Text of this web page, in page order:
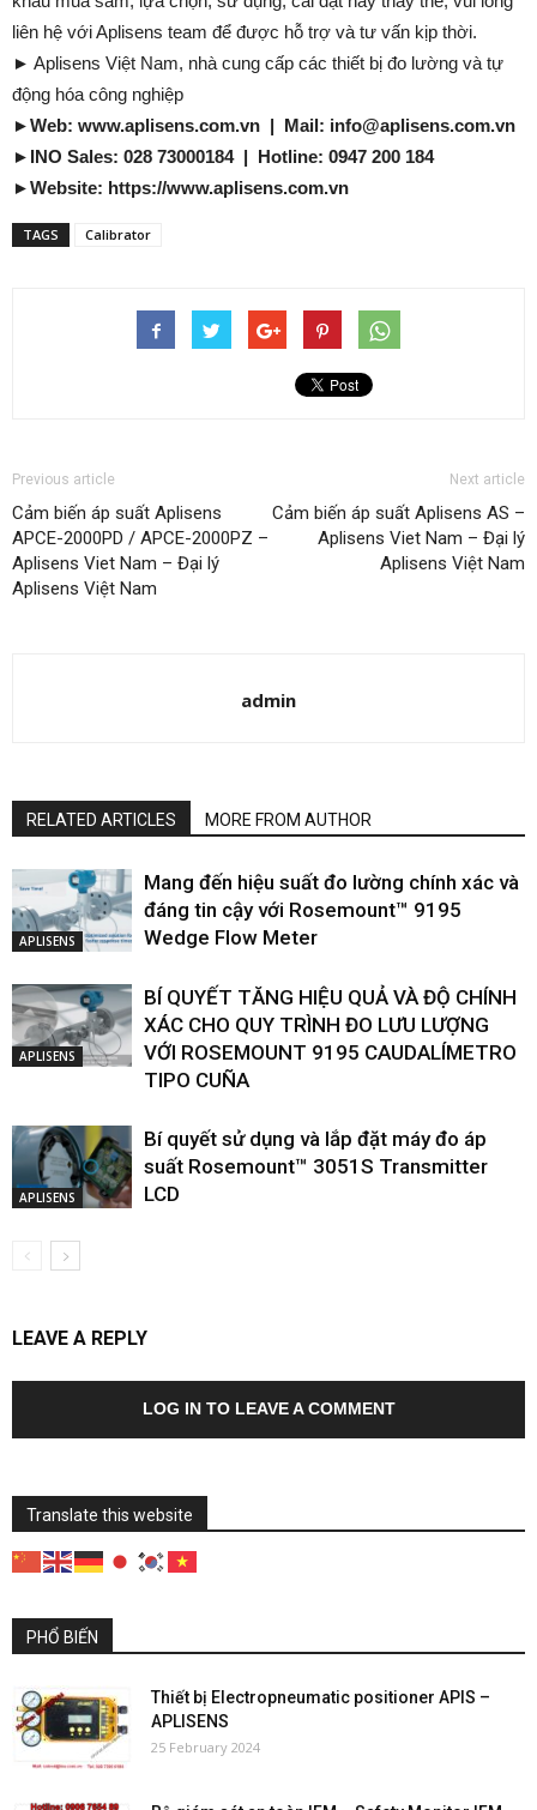
liên hệ với Aplisens team để được hỗ trợ và tư vấn kịp thời.
► Aplisens Việt Nam, nhà cung cấp các thiết bị đo lường và tự
động hóa công nghiệp
►Web: www.aplisens.com.vn | Mail: info@aplisens.com.vn
► INO Sales: 028 73000184 | Hotline: 0947 200 184
►Website: https://www.aplisens.com.vn
TAGS Calibrator
Previous article
Cảm biến áp suất Aplisens
APCE-2000PD / APCE-2000PZ –
Aplisens Viet Nam – Đại lý
Aplisens Việt Nam
Next article
Cảm biến áp suất Aplisens AS –
Aplisens Viet Nam – Đại lý
Aplisens Việt Nam
admin
RELATED ARTICLES MORE FROM AUTHOR
APLISENS
Mang đến hiệu suất đo lường chính xác và
đáng tin cậy với Rosemount™ 9195
Wedge Flow Meter
APLISENS
BÍ QUYẾT TĂNG HIỆU QUẢ VÀ ĐỘ CHÍNH
XÁC CHO QUY TRÌNH ĐO LƯU LƯỢNG
VỚI ROSEMOUNT 9195 CAUDALÍMETRO
TIPO CUÑA
APLISENS
Bí quyết sử dụng và lắp đặt máy đo áp
suất Rosemount™ 3051S Transmitter
LCD
LEAVE A REPLY
LOG IN TO LEAVE A COMMENT
Translate this website
PHỔ BIẾN
Thiết bị Electropneumatic positioner APIS –
APLISENS
25 February 2024